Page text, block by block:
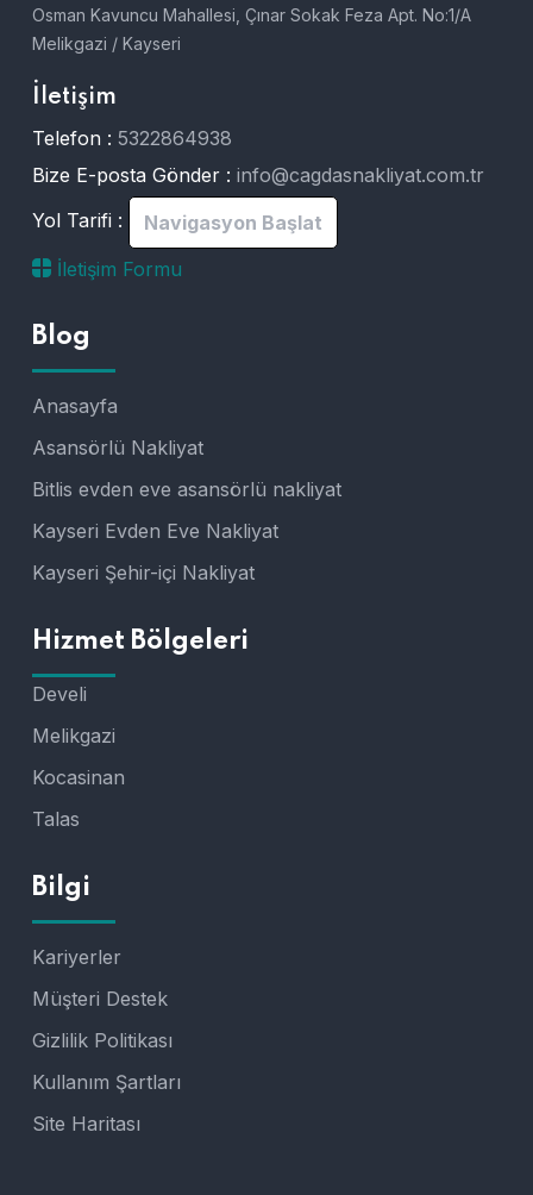
Osman Kavuncu Mahallesi, Çınar Sokak Feza Apt. No:1/A
Melikgazi / Kayseri
İletişim
Telefon : 5322864938
Bize E-posta Gönder : info@cagdasnakliyat.com.tr
Yol Tarifi :
Navigasyon Başlat
İletişim Formu
Blog
Anasayfa
Asansörlü Nakliyat
Bitlis evden eve asansörlü nakliyat
Kayseri Evden Eve Nakliyat
Kayseri Şehir-içi Nakliyat
Hizmet Bölgeleri
Develi
Melikgazi
Kocasinan
Talas
Bilgi
Kariyerler
Müşteri Destek
Gizlilik Politikası
Kullanım Şartları
Site Haritası